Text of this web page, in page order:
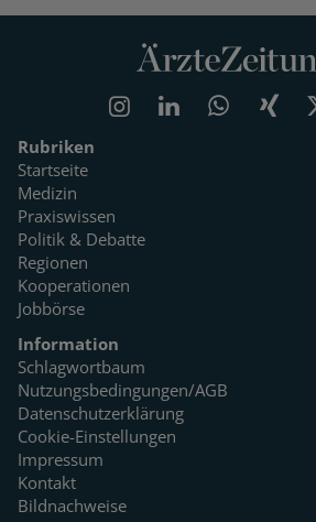
Rubriken
Startseite
Medizin
Praxiswissen
Politik & Debatte
Regionen
Kooperationen
Jobbörse
Information
Schlagwortbaum
Nutzungsbedingungen/AGB
Datenschutzerklärung
Cookie-Einstellungen
Impressum
Kontakt
Bildnachweise